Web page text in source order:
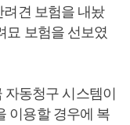
려견 보험을 내놨
묘 보험을 선보였
자동청구 시스템이
이용할 경우에 복